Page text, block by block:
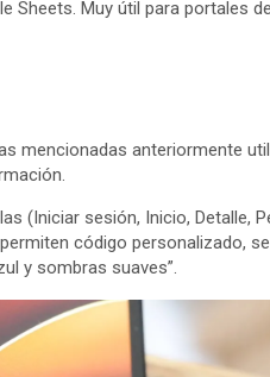
Sheets. Muy útil para portales
mencionadas anteriormente
(Iniciar sesión, Inicio, Detalle,
código personalizado,
y sombras suaves”.